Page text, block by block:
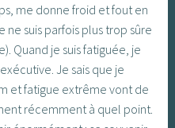
me donne froid et fout en
ne suis parfois plus trop sûre
Quand je suis fatiguée, je
Je sais que je
et fatigue extrême vont de
récemment à quel point.